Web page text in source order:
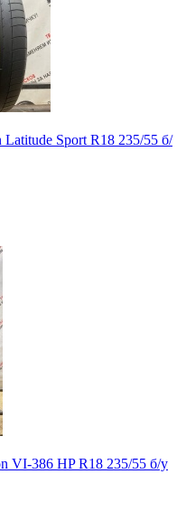
Sport R18 235/55 б/
VI-386 HP R18 235/55 б/у